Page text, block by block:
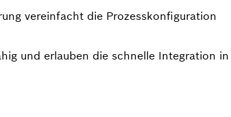
vereinfacht die Prozesskonfiguration
und erlauben die schnelle Integration in